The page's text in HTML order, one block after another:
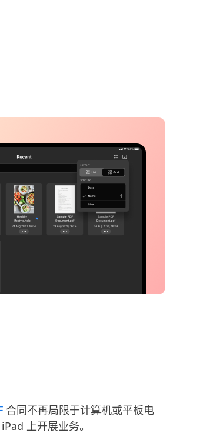
合同不再局限于计算机或平板电
上开展业务。